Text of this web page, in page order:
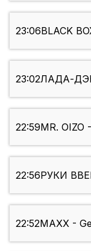
23:06BLACK
23:02ЛАДА-
22:59MR. OIZO
22:56РУКИ
22:52MAXX -